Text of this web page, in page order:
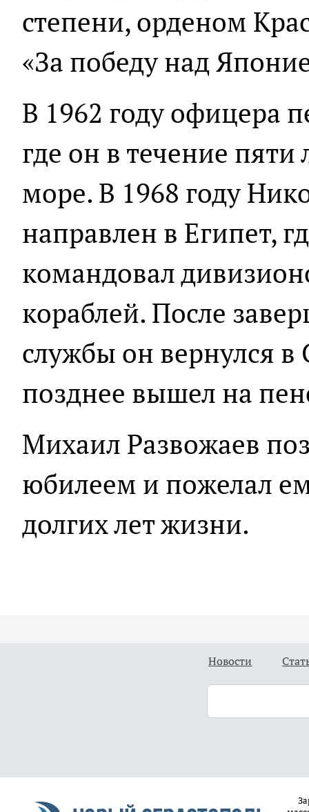
степени, орденом
«За победу над
В 1962 году офицера
где он в течение
море. В 1968 году
направлен в Египет,
командовал
кораблей. После
службы он вернулся в
позднее вышел на
Михаил Развожаев
юбилеем и пожелал
долгих лет жизни.
Новости